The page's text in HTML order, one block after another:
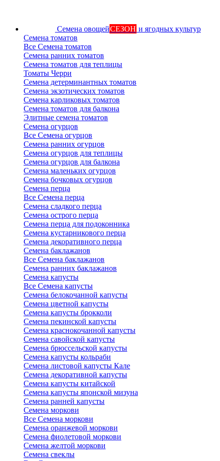
Семена овощейСЕЗОН и ягодных культур
Семена томатов
Все Семена томатов
Семена ранних томатов
Семена томатов для теплицы
Томаты Черри
Семена детерминантных томатов
Семена экзотических томатов
Семена карликовых томатов
Семена томатов для балкона
Элитные семена томатов
Семена огурцов
Все Семена огурцов
Семена ранних огурцов
Семена огурцов для теплицы
Семена огурцов для балкона
Семена маленьких огурцов
Семена бочковых огурцов
Семена перца
Все Семена перца
Семена сладкого перца
Семена острого перца
Семена перца для подоконника
Семена кустарникового перца
Семена декоративного перца
Семена баклажанов
Все Семена баклажанов
Семена ранних баклажанов
Семена капусты
Все Семена капусты
Семена белокочанной капусты
Семена цветной капусты
Семена капусты брокколи
Семена пекинской капусты
Семена краснокочанной капусты
Семена савойской капусты
Семена брюссельской капусты
Семена капусты кольраби
Семена листовой капусты Кале
Семена декоративной капусты
Семена капусты китайской
Семена капусты японской мизуна
Семена ранней капусты
Семена моркови
Все Семена моркови
Семена оранжевой моркови
Семена фиолетовой моркови
Семена желтой моркови
Семена свеклы